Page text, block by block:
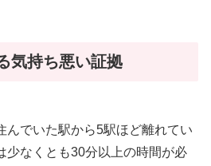
気持ち悪い証拠
んでいた駅から5駅ほど離れてい
少なくとも30分以上の時間が必